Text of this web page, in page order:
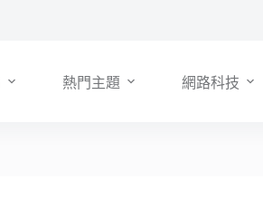
熱門主題 網路科技